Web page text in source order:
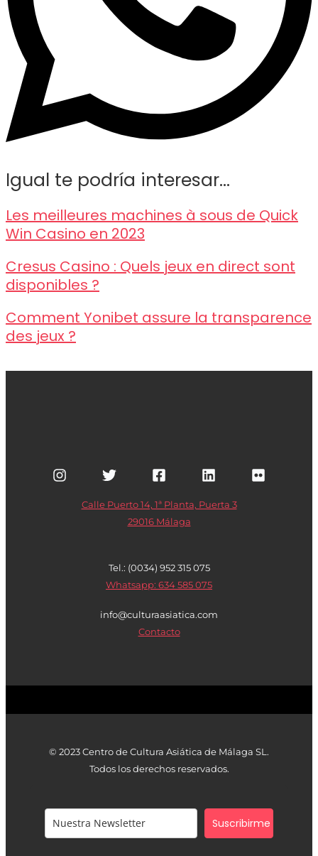
Igual te podría interesar...
Les meilleures machines à sous de Quick
Win Casino en 2023
Cresus Casino : Quels jeux en direct sont
disponibles ?
Comment Yonibet assure la transparence
des jeux ?
Calle Puerto 14, 1ª Planta, Puerta 3
29016 Málaga
Tel.: (0034) 952 315 075
Whatsapp: 634 585 075
info@culturaasiatica.com
Contacto
© 2023 Centro de Cultura Asiática de Málaga SL.
Todos los derechos reservados.
Suscribirme